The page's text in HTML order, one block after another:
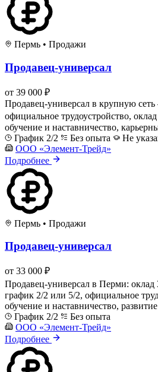
Пермь • Продажи
Продавец-универсал
от 39 000 ₽
Продавец-универсал в крупную
официальное трудоустройство,
обучение и наставничество,
График 2/2
Без опыта
Не
ООО «Элемент-Трейд»
Подробнее
Пермь • Продажи
Продавец-универсал
от 33 000 ₽
Продавец-универсал в Перми:
график 2/2 или 5/2, официальное
обучение и наставничество,
График 2/2
Без опыта
ООО «Элемент-Трейд»
Подробнее